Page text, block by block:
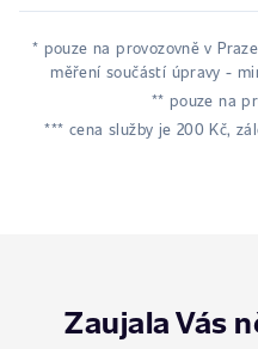
* pouze na provozovně v
měření součástí úpravy -
** pouze na
*** cena služby je 200 Kč,
Zaujala Vás